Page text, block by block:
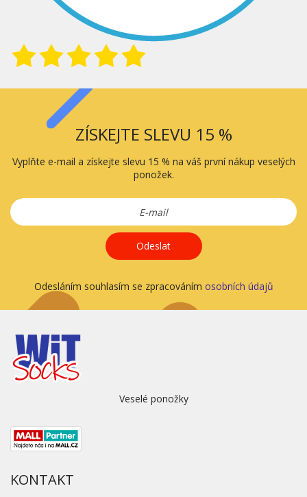
ZÍSKEJTE SLEVU 15 %
Vyplňte e-mail a získejte slevu 15 % na váš první nákup veselých
ponožek.
Odeslat
Odesláním souhlasím se zpracováním osobních údajů
Veselé ponožky
KONTAKT